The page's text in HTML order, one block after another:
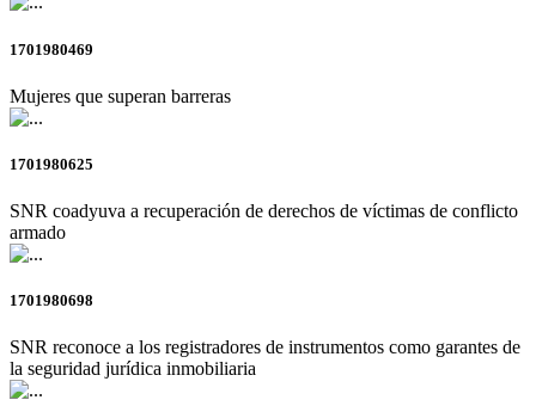
1701980469
Mujeres que superan barreras
1701980625
SNR coadyuva a recuperación de derechos de víctimas de conflicto
armado
1701980698
SNR reconoce a los registradores de instrumentos como garantes de
la seguridad jurídica inmobiliaria